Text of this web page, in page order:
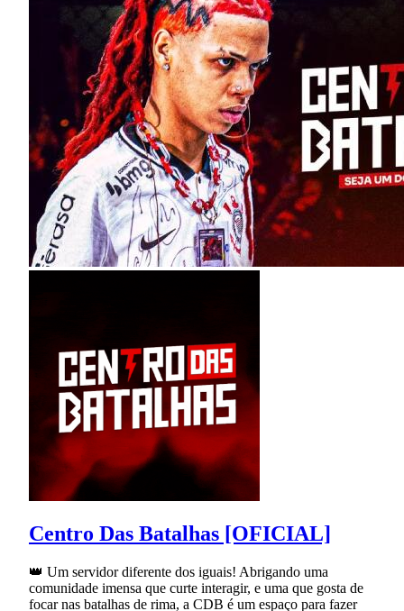
Centro Das Batalhas [OFICIAL]
👑 Um servidor diferente dos iguais! Abrigando uma
comunidade imensa que curte interagir, e uma que gosta de
focar nas batalhas de rima, a CDB é um espaço para fazer